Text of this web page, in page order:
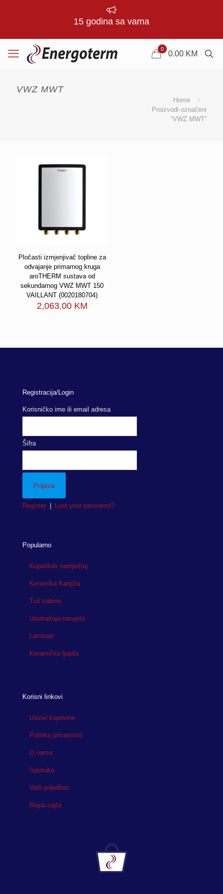
15 godina sa vama
0
0.00 KM
VWZ MWT
Home
Proizvodi označeni
“VWZ MWT”
Pločasti izmjenjivač topline za
odvajanje primarnog kruga
aroTHERM sustava od
sekundarnog VWZ MWT 150
VAILLANT (0020180704)
2,063.00 KM
Registracija/Login
Korisničko ime ili email adresa
Šifra
Register Lost your password?
Popularno
Kupatilski namještaj
Keramika Kanjiža
Tuš kabine
Unutrašnja rasvjeta
Laminati
Keramička ljepila
Korisni linkovi
Uslovi kupovine
Politika privatnosti
O nama
Isporuka
Vaši prijedlozi
Mapa sajta